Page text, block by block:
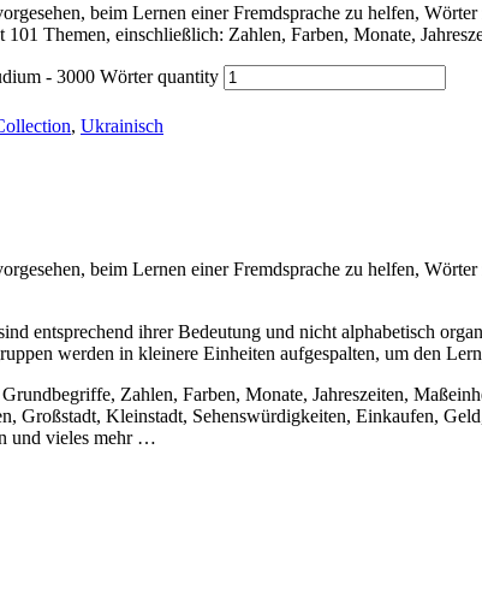
beim Lernen einer Fremdsprache zu helfen,
101 Themen, einschließlich: Zahlen, Farben, Monate,
- 3000 Wörter quantity
, Ukrainisch
beim Lernen einer Fremdsprache zu helfen,
entsprechend ihrer Bedeutung und nicht alphabetisch
werden in kleinere Einheiten aufgespalten, um den
Zahlen, Farben, Monate, Jahreszeiten,
Großstadt, Kleinstadt, Sehenswürdigkeiten, Einkaufen,
und vieles mehr …